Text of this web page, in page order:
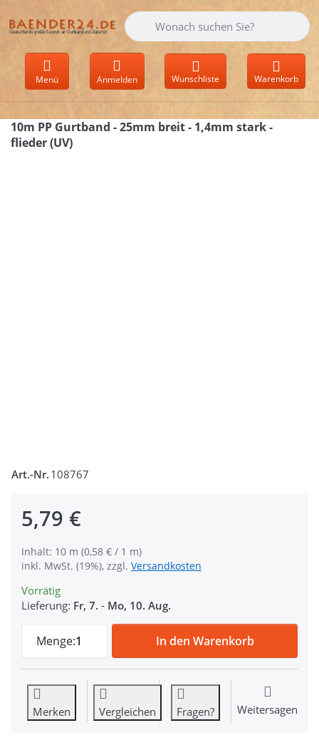
Geben Sie einen Suchbegriff ein.
Menü Anmelden Wunschliste Warenkorb
10m PP Gurtband - 25mm breit - 1,4mm stark -
flieder (UV)
Art.-Nr. 108767
5,79 €
Inhalt: 10 m (0,58 € / 1 m)
inkl. MwSt. (19%), zzgl. Versandkosten
Vorrätig
Lieferung: Fr, 7. - Mo, 10. Aug.
Menge:1
10m PP Gurtband - 25mm breit - 1,4mm
In den Warenkorb
Merken Vergleichen Fragen? Weitersagen